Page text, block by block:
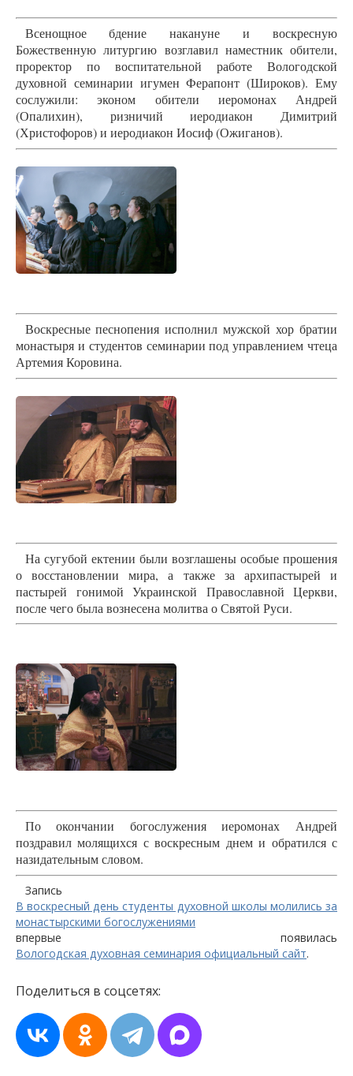
Всенощное бдение накануне и воскресную
Божественную литургию возглавил наместник обители,
проректор по воспитательной работе Вологодской
духовной семинарии игумен Ферапонт (Широков). Ему
сослужили: эконом обители иеромонах Андрей
(Опалихин), ризничий иеродиакон Димитрий
(Христофоров) и иеродиакон Иосиф (Ожиганов).
Воскресные песнопения исполнил мужской хор братии
монастыря и студентов семинарии под управлением чтеца
Артемия Коровина.
На сугубой ектении были возглашены особые прошения
о восстановлении мира, а также за архипастырей и
пастырей гонимой Украинской Православной Церкви,
после чего была вознесена молитва о Святой Руси.
По окончании богослужения иеромонах Андрей
поздравил молящихся с воскресным днем и обратился с
назидательным словом.
Запись
В воскресный день студенты духовной школы молились за
монастырскими богослужениями
впервые появилась
Вологодская духовная семинария официальный сайт.
Поделиться в соцсетях: